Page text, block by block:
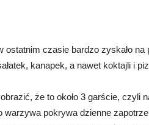
czasie bardzo zyskało na
kanapek, a nawet koktajli i
że to około 3 garście, czyli
pokrywa dzienne